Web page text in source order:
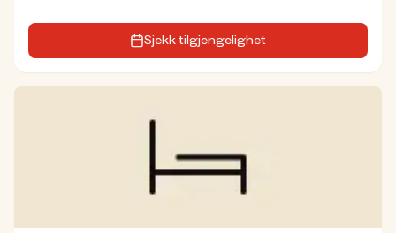
Sjekk tilgjengelighet